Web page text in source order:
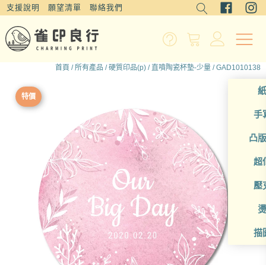
支援說明 願望清單 聯絡我們
手
凸
超
壓
描
首頁 /所有產品 /硬質印品(p) / 直噴陶瓷杯墊-少量 / GAD1010138
特價